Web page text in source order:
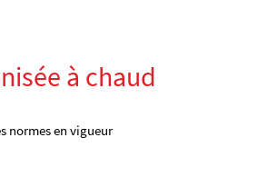
à chaud
normes en vigueur